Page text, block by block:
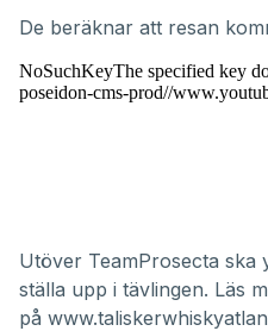
De beräknar att resan
Utöver TeamProsecta ska
ställa upp i tävlingen. Läs
på